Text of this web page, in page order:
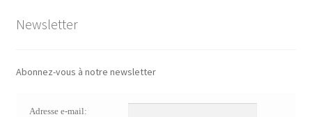
Newsletter
Abonnez-vous à notre newsletter
Adresse e-mail: